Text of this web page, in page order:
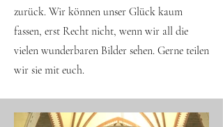
zurück. Wir können unser Glück kaum
fassen, erst Recht nicht, wenn wir all die
vielen wunderbaren Bilder sehen. Gerne teilen
wir sie mit euch.